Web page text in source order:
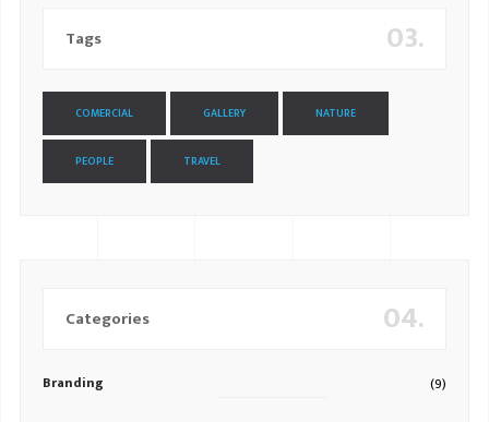
03.
Tags
COMERCIAL GALLERY NATURE
PEOPLE TRAVEL
04.
Categories
Branding (9)